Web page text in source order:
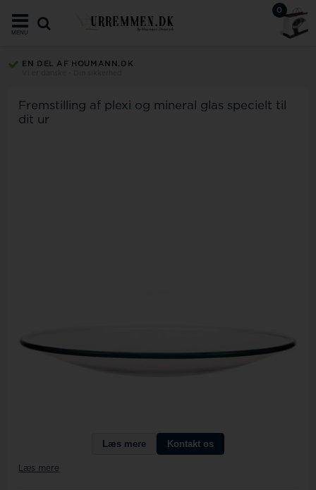
0
MENU
EN DEL AF HOUMANN.DK
Fremstilling af plexi og mineral glas specielt til
dit ur
Læs mere Kontakt os
Læs mere